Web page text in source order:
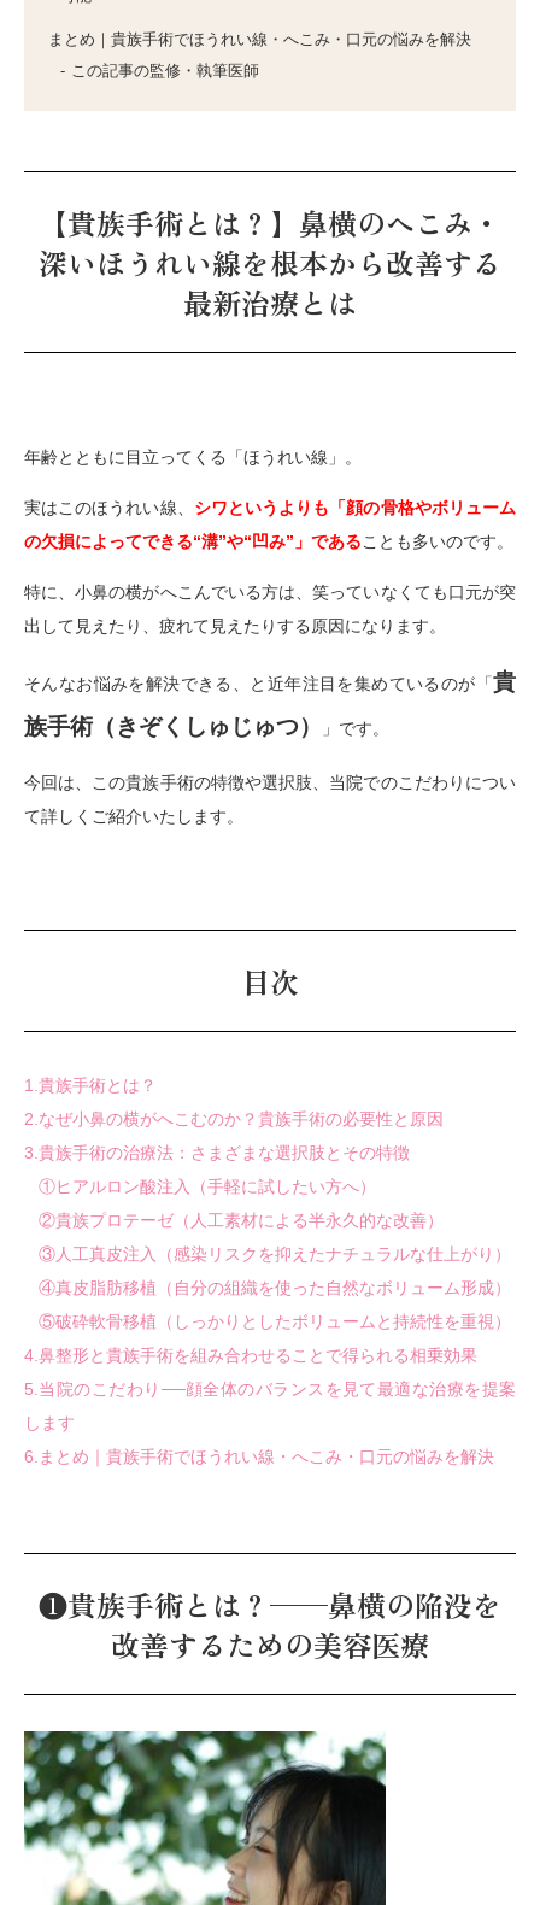
まとめ｜貴族手術でほうれい線・へこみ・口元の悩みを解決
この記事の監修・執筆医師
【貴族手術とは？】鼻横のへこみ・
深いほうれい線を根本から改善する
最新治療とは
年齢とともに目立ってくる「ほうれい線」。
実はこのほうれい線、 シワというよりも「顔の骨格やボリューム
の欠損によってできる“溝”や“凹み”」であることも多いのです。
特に、小鼻の横がへこんでいる方は、笑っていなくても口元が突
出して見えたり、疲れて見えたりする原因になります。
そんなお悩みを解決できる、と近年注目を集めているのが「貴
族手術（きぞくしゅじゅつ）
」です。
今回は、この貴族手術の特徴や選択肢、当院でのこだわりについ
て詳しくご紹介いたします。
目次
1.貴族手術とは？
2.なぜ小鼻の横がへこむのか？貴族手術の必要性と原因
3.貴族手術の治療法：さまざまな選択肢とその特徴
①ヒアルロン酸注入（手軽に試したい方へ）
②貴族プロテーゼ（人工素材による半永久的な改善）
③人工真皮注入（感染リスクを抑えたナチュラルな仕上がり）
④真皮脂肪移植（自分の組織を使った自然なボリューム形成）
⑤破砕軟骨移植（しっかりとしたボリュームと持続性を重視）
4.鼻整形と貴族手術を組み合わせることで得られる相乗効果
5.当院のこだわり──顔全体のバランスを見て最適な治療を提案
します
6.まとめ｜貴族手術でほうれい線・へこみ・口元の悩みを解決
❶貴族手術とは？──鼻横の陥没を
改善するための美容医療